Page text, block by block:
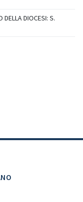
DELLA DIOCESI: S.